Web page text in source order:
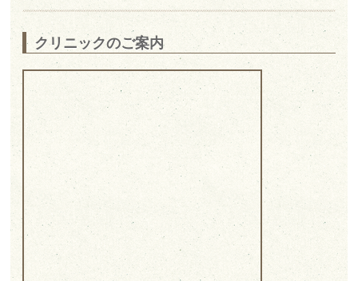
クリニックのご案内